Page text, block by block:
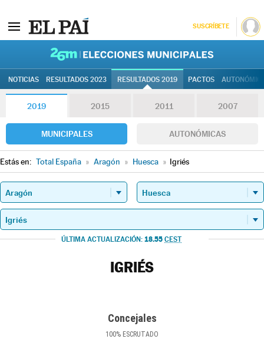
SUSCRÍBETE
NOTICIAS RESULTADOS 2023 RESULTADOS 2019 PACTOS
2019 2015 2011 2007
MUNICIPALES AUTONÓMICAS
Estás en: Total España » Aragón » Huesca » Igriés
ÚLTIMA ACTUALIZACIÓN: 18.55 CEST
IGRIÉS
Concejales
100% ESCRUTADO